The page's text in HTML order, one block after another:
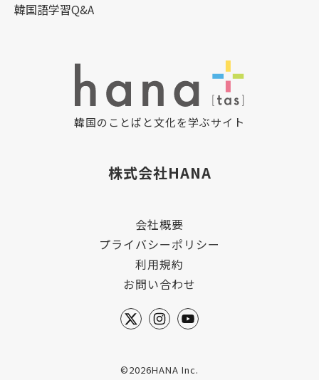
韓国語学習Q&A
韓国のことばと文化を学ぶサイト
株式会社HANA
会社概要
プライバシーポリシー
利用規約
お問い合わせ
©2026HANA Inc.